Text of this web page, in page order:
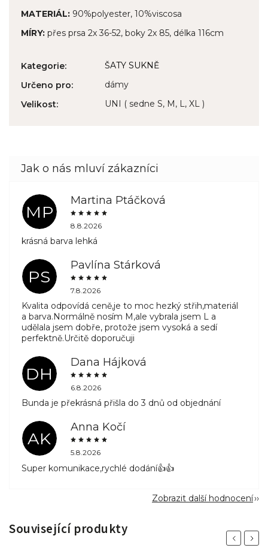
MATERIÁL: 90%polyester, 10%viscosa
MÍRY: přes prsa 2x 36-52, boky 2x 85, délka 116cm
Kategorie:
ŠATY SUKNĚ
Určeno pro:
dámy
Velikost: UNI ( sedne S, M, L, XL )
MP
Martina Ptáčková
8.8.2026
krásná barva lehká
PS
Pavlína Stárková
7.8.2026
Kvalita odpovídá ceně,je to moc hezký střih,materiál
a barva.Normálně nosím M,ale vybrala jsem L a
udělala jsem dobře, protože jsem vysoká a sedí
perfektně.Určitě doporučuji
DH
Dana Hájková
6.8.2026
Bunda je překrásná přišla do 3 dnů od objednání
AK
Anna Kočí
5.8.2026
Super komunikace,rychlé dodání👍👍
Zobrazit další hodnocení
Související produkty
Previous
Next